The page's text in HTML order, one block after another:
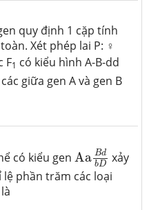
quy định 1 cặp tính
Xét phép lai P: ♀
F1 có kiểu hình A-B-dd
giữa gen A và gen B
có kiểu gen Aa Bd
bD
Aa Bd D
xảy
lệ phần trăm các loại